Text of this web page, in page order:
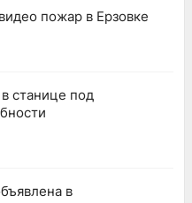
пожар в Ерзовке
станице под
в